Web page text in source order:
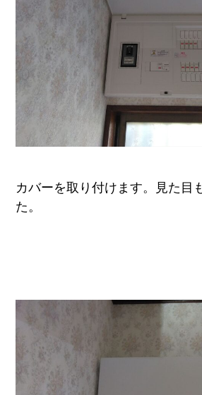
カバーを取り付けます。見た目
た。